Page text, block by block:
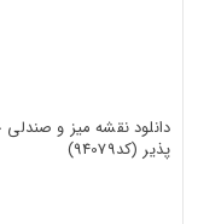
دانلود نقشه میز و
پذیر (کد94079)